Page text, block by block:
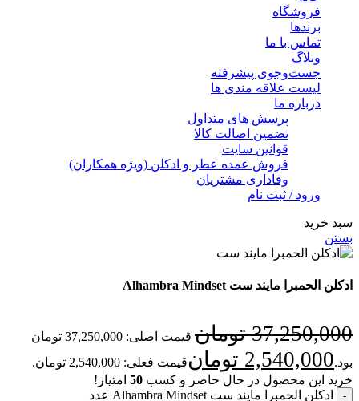
فروشگاه
برندها
تماس با ما
وبلاگ
جست‌وجوی پیشرفته
لیست علاقه مندی ها
درباره ما
پرسش های متداول
تضمین اصالت کالا
قوانین سایت
فروش عمده عطر و ادکلن (ویژه همکاران)
وفاداری مشتریان
ورود / ثبت نام
سبد خرید
بستن
ادکلن الحمبرا مایند ست Alhambra Mindset
37,250,000 تومان
قیمت اصلی: 37,250,000 تومان
بود.2,540,000 تومانقیمت فعلی: 2,540,000 تومان.
خرید این محصول در حال حاضر و کسب 50 امتیاز!
ادکلن الحمبرا مایند ست Alhambra Mindset عدد